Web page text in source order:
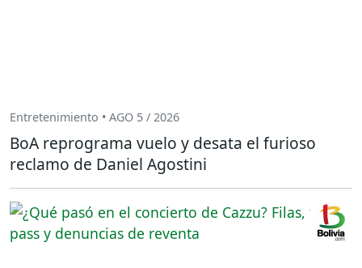
Entretenimiento • AGO 5 / 2026
BoA reprograma vuelo y desata el furioso
reclamo de Daniel Agostini